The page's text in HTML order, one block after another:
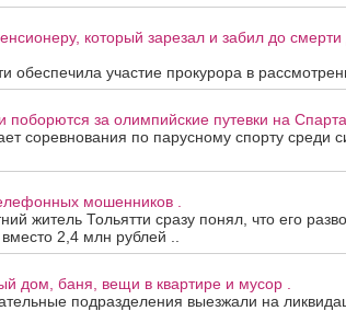
который зарезал и забил до смерти
обеспечила участие прокурора в
поборются за олимпийские путевки на
соревнования по парусному спорту среди
мошенников .
житель Тольятти сразу понял, что его
2,4 млн рублей ..
дом, баня, вещи в квартире и мусор .
подразделения выезжали на